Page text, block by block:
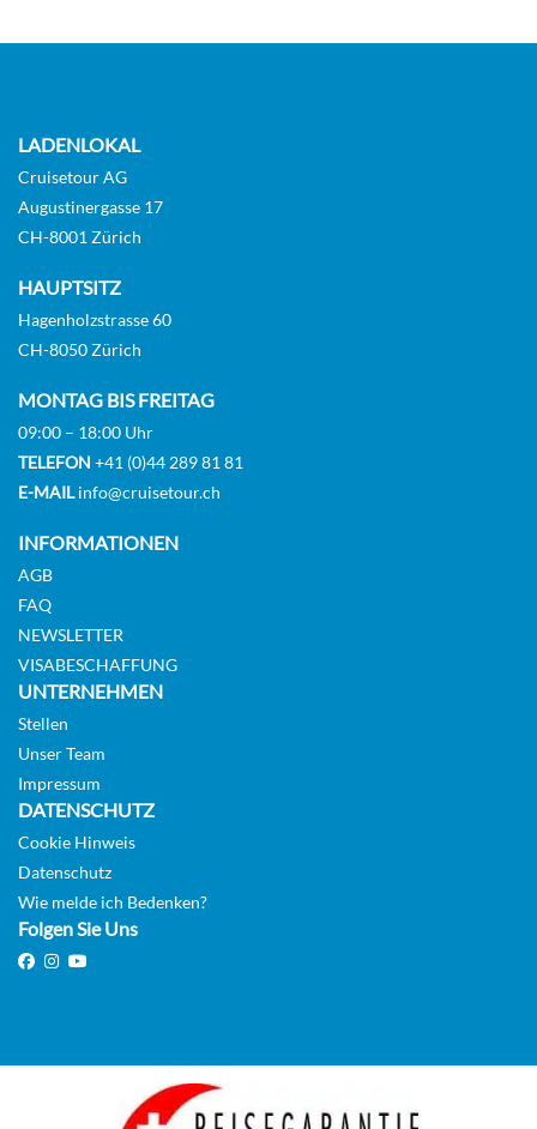
LADENLOKAL
Cruisetour AG
Augustinergasse 17
CH-8001 Zürich
HAUPTSITZ
Hagenholzstrasse 60
CH-8050 Zürich
MONTAG BIS FREITAG
09:00 – 18:00 Uhr
TELEFON +41 (0)44 289 81 81
E-MAILinfo@cruisetour.ch
INFORMATIONEN
AGB
FAQ
NEWSLETTER
VISABESCHAFFUNG
UNTERNEHMEN
Stellen
Unser Team
Impressum
DATENSCHUTZ
Cookie Hinweis
Datenschutz
Wie melde ich Bedenken?
Folgen Sie Uns